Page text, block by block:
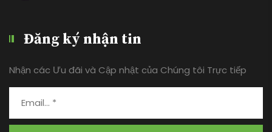
Đăng ký nhận tin
Nhận các Ưu đãi và Cập nhật của Chúng tôi Trực tiếp